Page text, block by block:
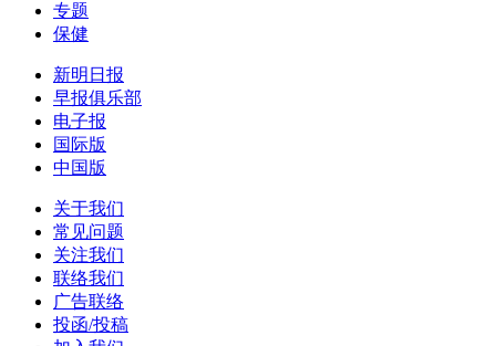
专题
保健
新明日报
早报俱乐部
电子报
国际版
中国版
关于我们
常见问题
关注我们
联络我们
广告联络
投函/投稿